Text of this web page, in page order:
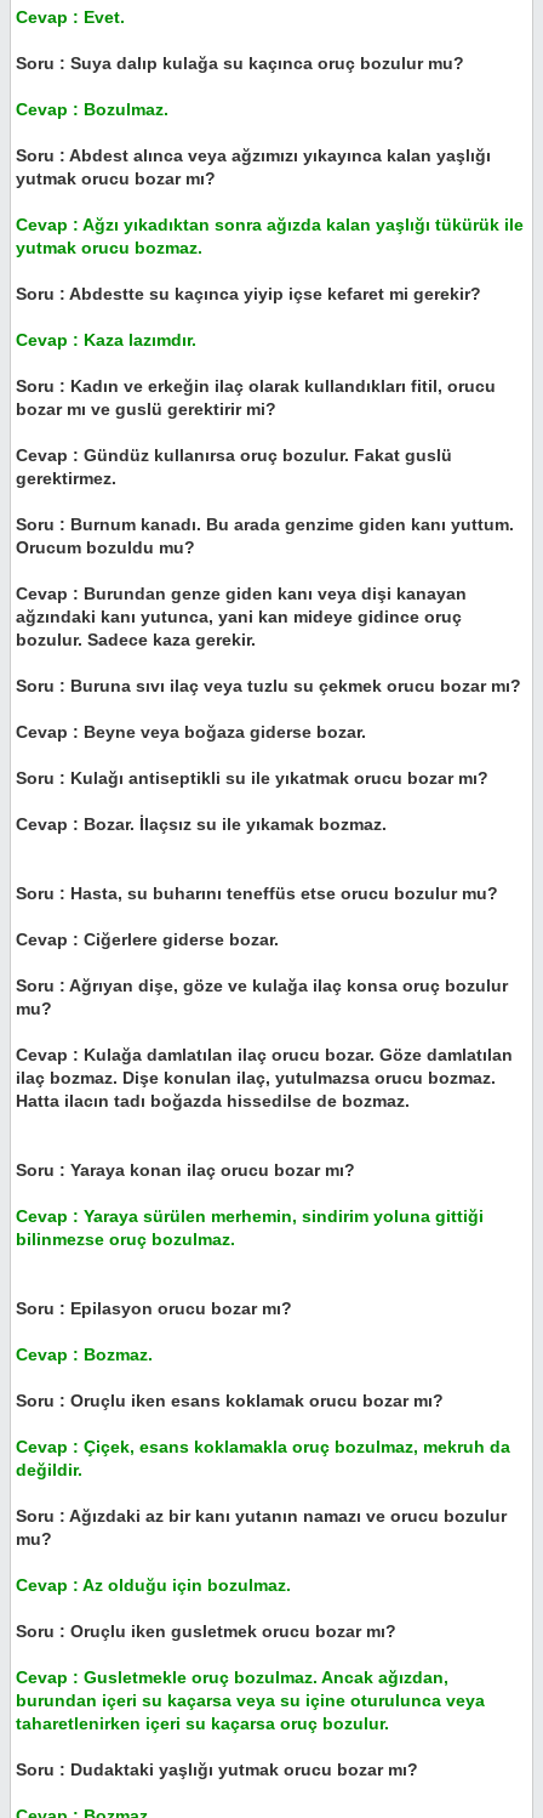
Cevap : Evet.
Soru : Suya dalıp kulağa su kaçınca oruç bozulur mu?
Cevap : Bozulmaz.
Soru : Abdest alınca veya ağzımızı yıkayınca kalan yaşlığı
yutmak orucu bozar mı?
Cevap : Ağzı yıkadıktan sonra ağızda kalan yaşlığı tükürük ile
yutmak orucu bozmaz.
Soru : Abdestte su kaçınca yiyip içse kefaret mi gerekir?
Cevap : Kaza lazımdır.
Soru : Kadın ve erkeğin ilaç olarak kullandıkları fitil, orucu
bozar mı ve guslü gerektirir mi?
Cevap : Gündüz kullanırsa oruç bozulur. Fakat guslü
gerektirmez.
Soru : Burnum kanadı. Bu arada genzime giden kanı yuttum.
Orucum bozuldu mu?
Cevap : Burundan genze giden kanı veya dişi kanayan
ağzındaki kanı yutunca, yani kan mideye gidince oruç
bozulur. Sadece kaza gerekir.
Soru : Buruna sıvı ilaç veya tuzlu su çekmek orucu bozar mı?
Cevap : Beyne veya boğaza giderse bozar.
Soru : Kulağı antiseptikli su ile yıkatmak orucu bozar mı?
Cevap : Bozar. İlaçsız su ile yıkamak bozmaz.
Soru : Hasta, su buharını teneffüs etse orucu bozulur mu?
Cevap : Ciğerlere giderse bozar.
Soru : Ağrıyan dişe, göze ve kulağa ilaç konsa oruç bozulur
mu?
Cevap : Kulağa damlatılan ilaç orucu bozar. Göze damlatılan
ilaç bozmaz. Dişe konulan ilaç, yutulmazsa orucu bozmaz.
Hatta ilacın tadı boğazda hissedilse de bozmaz.
Soru : Yaraya konan ilaç orucu bozar mı?
Cevap : Yaraya sürülen merhemin, sindirim yoluna gittiği
bilinmezse oruç bozulmaz.
Soru : Epilasyon orucu bozar mı?
Cevap : Bozmaz.
Soru : Oruçlu iken esans koklamak orucu bozar mı?
Cevap : Çiçek, esans koklamakla oruç bozulmaz, mekruh da
değildir.
Soru : Ağızdaki az bir kanı yutanın namazı ve orucu bozulur
mu?
Cevap : Az olduğu için bozulmaz.
Soru : Oruçlu iken gusletmek orucu bozar mı?
Cevap : Gusletmekle oruç bozulmaz. Ancak ağızdan,
burundan içeri su kaçarsa veya su içine oturulunca veya
taharetlenirken içeri su kaçarsa oruç bozulur.
Soru : Dudaktaki yaşlığı yutmak orucu bozar mı?